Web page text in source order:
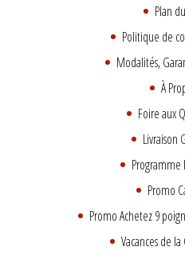
Plan
Politique de
Modalités,
À
Foire aux
Livraison
Programme
Promo
Promo Achetez 9
Vacances de